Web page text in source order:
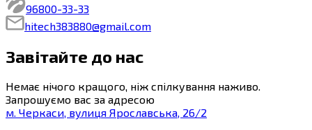
96800-33-33
hitech383880@gmail.com
Завітайте до нас
Немає нічого кращого, ніж спілкування наживо.
Запрошуємо вас за адресою
м. Черкаси, вулиця Ярославська, 26/2